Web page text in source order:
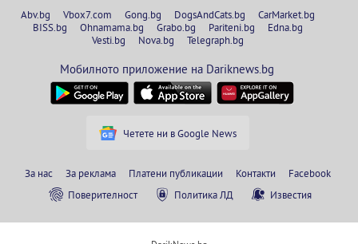
Abv.bg Vbox7.com Gong.bg DogsAndCats.bg
CarMarket.bg
BISS.bg
Ohnamama.bg Grabo.bg Pariteni.bg
Edna.bg
Vesti.bg
Nova.bg Telegraph.bg
Мобилното приложение на Dariknews.bg
Четете ни в Google News
За нас За реклама Платени публикации Контакти
Facebook
Поверителност
Политика ЛД Известия